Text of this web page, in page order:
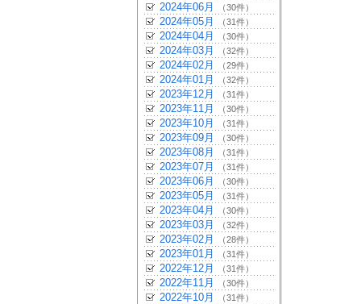
2024年06月 （30件）
2024年05月 （31件）
2024年04月 （30件）
2024年03月 （32件）
2024年02月 （29件）
2024年01月 （32件）
2023年12月 （31件）
2023年11月 （30件）
2023年10月 （31件）
2023年09月 （30件）
2023年08月 （31件）
2023年07月 （31件）
2023年06月 （30件）
2023年05月 （31件）
2023年04月 （30件）
2023年03月 （32件）
2023年02月 （28件）
2023年01月 （31件）
2022年12月 （31件）
2022年11月 （30件）
2022年10月 （31件）